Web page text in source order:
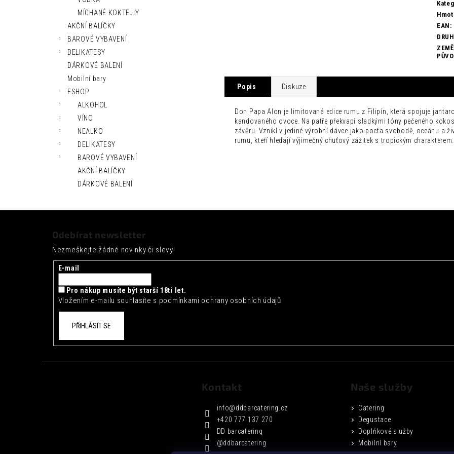
MÍCHANÉ KOKTEJLY
AKČNÍ BALÍČKY
BAROVÉ VYBAVENÍ
DELIKATESY
DÁRKOVÉ BALENÍ
Mobilní bary
ESHOP
ALKOHOL
VÍNO
NEALKO
DELIKATESY
BAROVÉ VYBAVENÍ
AKČNÍ BALÍČKY
DÁRKOVÉ BALENÍ
EAN :
DRUH
ZEMĚ
Popis Diskuze
Don Papa Alon je limitovaná edice rumu z Filipín, která spojuje
kandovaného ovoce. Na patře překvapí sladkými tóny pečeného
závěru. Vznikl v jediné výrobní dávce jako pocta svobodě, oceánu a
rumu, kteří hledají výjimečný chuťový zážitek s tropickým charakterem.
Odebírat newsletter
Nezmeškejte žádné novinky či slevy!
E-mail
Pro nákup musíte být starší 18ti let.
Vložením e-mailu souhlasíte s podmínkami ochrany osobních údajů
PŘIHLÁSIT SE
Kontakt
info@ddbarcatering.cz
+420 777 137 270
DD barcatering
@ddbarcatering
Naše služby
Catering
Degustace
Doplňkové služby
Mobilní bary